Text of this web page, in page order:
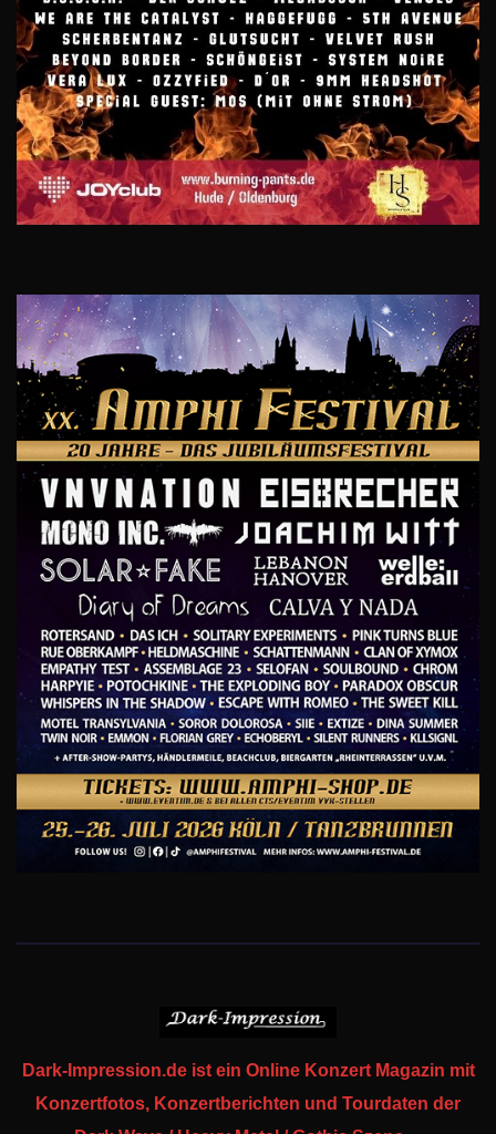
Dark-Impression.de ist ein Online Konzert Magazin mit
Konzertfotos, Konzertberichten und Tourdaten der